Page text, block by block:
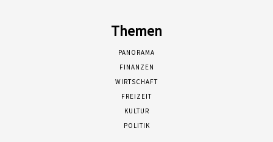
Themen
PANORAMA
FINANZEN
WIRTSCHAFT
FREIZEIT
KULTUR
POLITIK